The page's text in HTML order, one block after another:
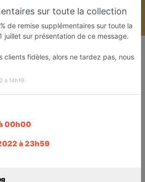
de costumes
jusqu'à 19:00
sur toute la collection
de remise supplémentaires sur toute la
juillet sur présentation de ce message.
clients fidèles, alors ne tardez pas, nous
à 14h19
00h00
à 23h59